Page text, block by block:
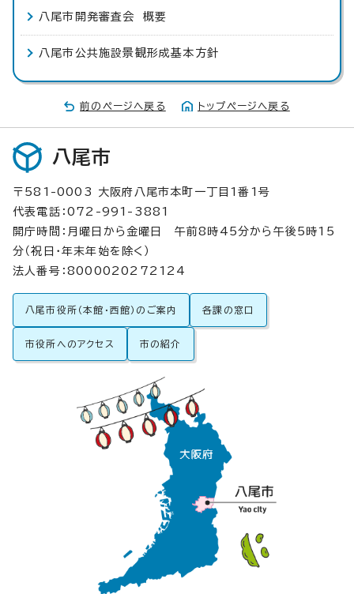
八尾市開発審査会 概要
八尾市公共施設景観形成基本方針
前のページへ戻る トップページへ戻る
八尾市
〒581-0003 大阪府八尾市本町一丁目1番1号
代表電話：072-991-3881
開庁時間：月曜日から金曜日 午前8時45分から午後5時15
分（祝日・年末年始を除く）
法人番号：8000020272124
八尾市役所（本館・西館）のご案内 各課の窓口
市役所へのアクセス 市の紹介